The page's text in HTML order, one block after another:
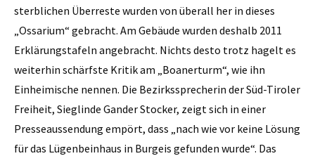
sterblichen Überreste wurden von überall her in dieses
„Ossarium“ gebracht. Am Gebäude wurden deshalb 2011
Erklärungstafeln angebracht. Nichts desto trotz hagelt es
weiterhin schärfste Kritik am „Boanerturm“, wie ihn
Einheimische nennen. Die Bezirkssprecherin der Süd-Tiroler
Freiheit, Sieglinde Gander Stocker, zeigt sich in einer
Presseaussendung empört, dass „nach wie vor keine Lösung
für das Lügenbeinhaus in Burgeis gefunden wurde“. Das